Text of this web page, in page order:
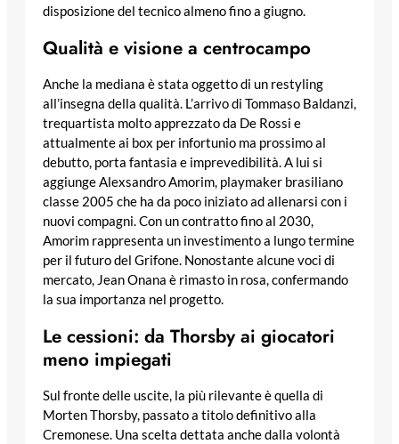
disposizione del tecnico almeno fino a giugno.
Qualità e visione a centrocampo
Anche la mediana è stata oggetto di un restyling
all’insegna della qualità. L’arrivo di Tommaso Baldanzi,
trequartista molto apprezzato da De Rossi e
attualmente ai box per infortunio ma prossimo al
debutto, porta fantasia e imprevedibilità. A lui si
aggiunge Alexsandro Amorim, playmaker brasiliano
classe 2005 che ha da poco iniziato ad allenarsi con i
nuovi compagni. Con un contratto fino al 2030,
Amorim rappresenta un investimento a lungo termine
per il futuro del Grifone. Nonostante alcune voci di
mercato, Jean Onana è rimasto in rosa, confermando
la sua importanza nel progetto.
Le cessioni: da Thorsby ai giocatori
meno impiegati
Sul fronte delle uscite, la più rilevante è quella di
Morten Thorsby, passato a titolo definitivo alla
Cremonese. Una scelta dettata anche dalla volontà